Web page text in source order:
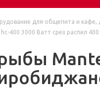
для общепита и кафе,
400 3000 Ватт срез распил